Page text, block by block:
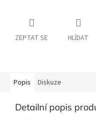
ZEPTAT SE HLÍDAT
Popis Diskuze
Detailní popis